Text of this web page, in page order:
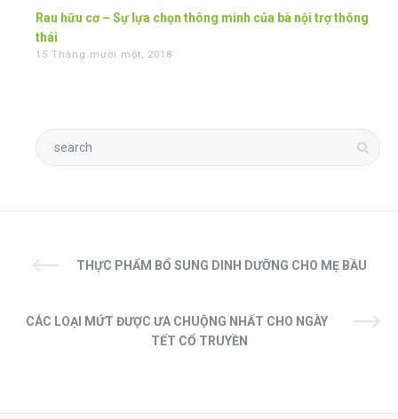
Rau hữu cơ – Sự lựa chọn thông minh của bà nội trợ thông
thái
15 Tháng mười một, 2018
THỰC PHẨM BỔ SUNG DINH DƯỠNG CHO MẸ BẦU
CÁC LOẠI MỨT ĐƯỢC ƯA CHUỘNG NHẤT CHO NGÀY
TẾT CỔ TRUYỀN